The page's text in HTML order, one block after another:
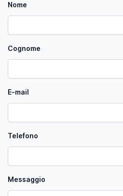
Nome
Cognome
E-mail
Telefono
Messaggio